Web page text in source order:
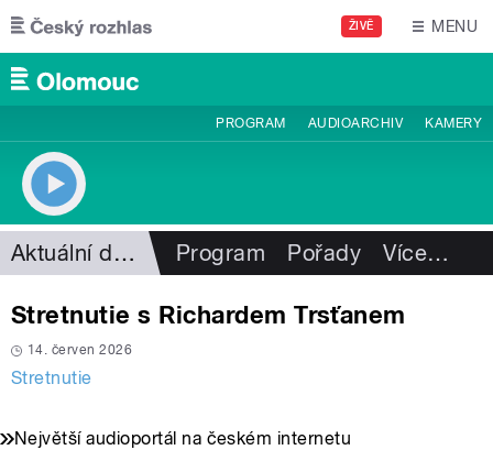
Přejít k hlavnímu obsahu
ŽIVĚ MENU
PROGRAM AUDIOARCHIV KAMERY
Aktuální dění Program Pořady Více…
Stretnutie s Richardem Trsťanem
14. červen 2026
Stretnutie
Největší audioportál na českém internetu